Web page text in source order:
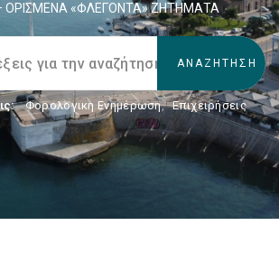
ΟΡΙΣΜΕΝΑ «ΦΛΕΓΟΝΤΑ» ΖΗΤΗΜΑΤΑ
Φορολογικη Ενημέρωση, Επιχειρήσεις